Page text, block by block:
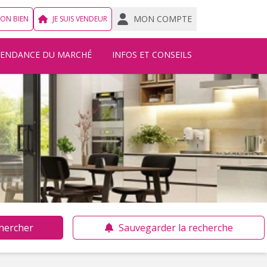
BIEN JE SUIS VENDEUR MON COMPTE
DU MARCHÉ INFOS ET CONSEILS
Sauvegarder la recherche